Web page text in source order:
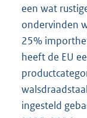
een wat
ondervinden
25%
heeft de EU
ingesteld